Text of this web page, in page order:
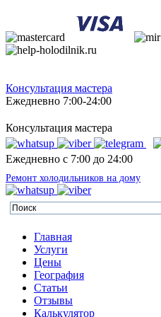
Консультация мастера
Ежедневно 7:00-24:00
Консультация мастера
Ежедневно с 7:00 до 24:00
Ремонт холодильников на дому
Главная
Услуги
Цены
География
Статьи
Отзывы
Калькулятор